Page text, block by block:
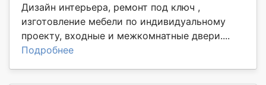
Дизайн интерьера, ремонт под ключ ,
изготовление мебели по индивидуальному
проекту, входные и межкомнатные двери....
Подробнее